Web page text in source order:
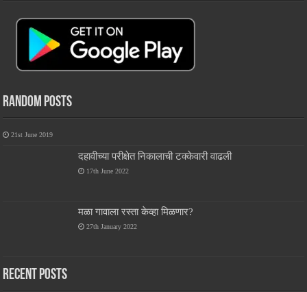
Random Posts
21st June 2019
दहावीच्या परीक्षेत निकालाची टक्केवारी वाढली
17th June 2022
मळा गावाला रस्ता केव्हा मिळणार?
27th January 2022
Recent Posts